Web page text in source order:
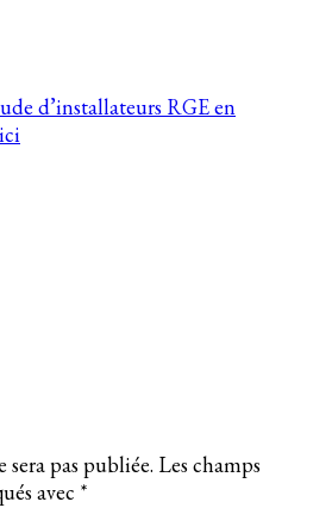
d’installateurs RGE en
sera pas publiée. Les champs
avec *